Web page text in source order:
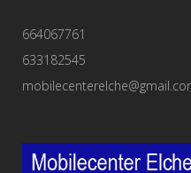
664067761
633182545